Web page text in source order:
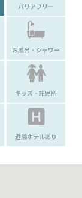
バリアフリー
お風呂・シャワー
キッズ・託児所
近隣ホテルあり